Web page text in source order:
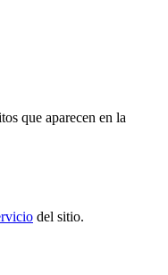
que aparecen en la
del sitio.